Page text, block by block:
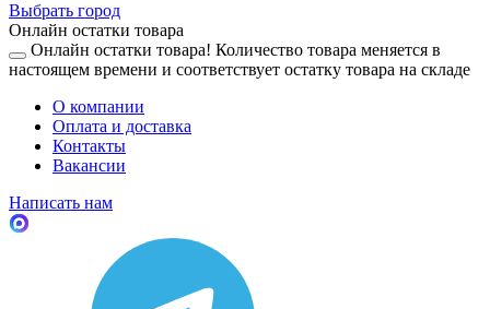
Выбрать город
Онлайн остатки товара
Онлайн остатки товара! Количество товара меняется в
настоящем времени и соответствует остатку товара на складе
О компании
Оплата и доставка
Контакты
Вакансии
Написать нам